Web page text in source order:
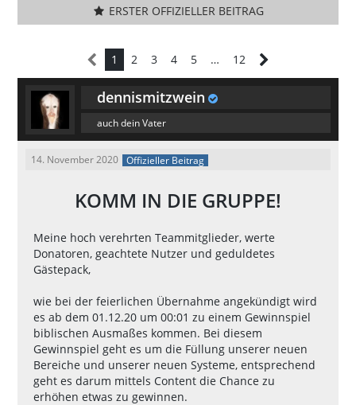
ERSTER OFFIZIELLER BEITRAG
1 2 3 4 5 … 12
dennismitzwein
auch dein Vater
14. November 2020 Offizieller Beitrag
KOMM IN DIE GRUPPE!
Meine hoch verehrten Teammitglieder, werte
Donatoren, geachtete Nutzer und geduldetes
Gästepack,
wie bei der feierlichen Übernahme angekündigt wird
es ab dem 01.12.20 um 00:01 zu einem Gewinnspiel
biblischen Ausmaßes kommen. Bei diesem
Gewinnspiel geht es um die Füllung unserer neuen
Bereiche und unserer neuen Systeme, entsprechend
geht es darum mittels Content die Chance zu
erhöhen etwas zu gewinnen.